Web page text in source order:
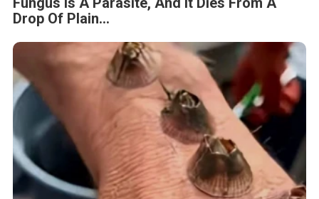
Drop Of Plain...